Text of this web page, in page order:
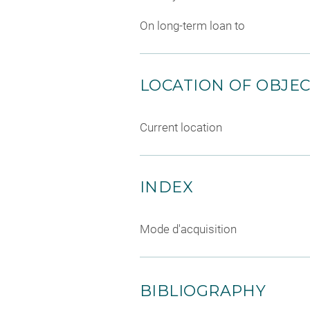
On long-term loan to
LOCATION OF
Current location
INDEX
Mode d'acquisition
BIBLIOGRAPHY